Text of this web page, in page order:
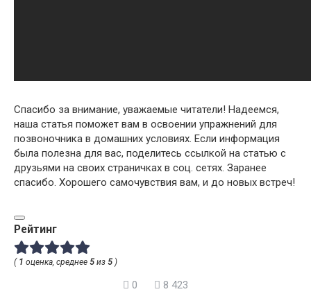
Спасибо за внимание, уважаемые читатели! Надеемся,
наша статья поможет вам в освоении упражнений для
позвоночника в домашних условиях. Если информация
была полезна для вас, поделитесь ссылкой на статью с
друзьями на своих страничках в соц. сетях. Заранее
спасибо. Хорошего самочувствия вам, и до новых встреч!
Рейтинг
( 1 оценка, среднее 5 из 5 )
0 8 423